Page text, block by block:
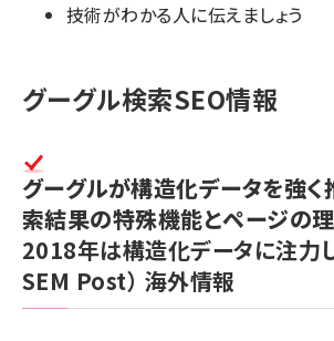
技術がわかる人に伝えましょう
グーグル検索SEO情報
グーグルが構造化データを強く
索結果の特殊機能とページの
2018年は構造化データに注力
SEM Post） 海外情報